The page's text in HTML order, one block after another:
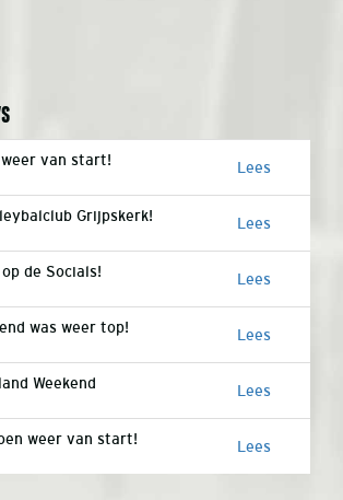
van start! Lees
Grijpskerk! Lees
de Socials! Lees
was weer top! Lees
Weekend Lees
weer van start! Lees